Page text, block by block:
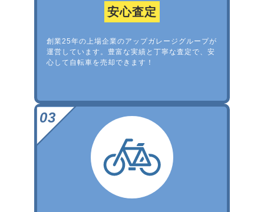
安心査定
創業25年の上場企業のアップガレージグループが
運営しています。豊富な実績と丁寧な査定で、安
心して自転車を売却できます！